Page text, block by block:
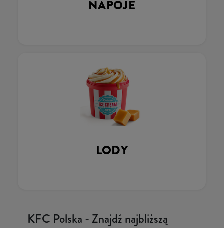
NAPOJE
LODY
KFC Polska - Znajdź najbliższą